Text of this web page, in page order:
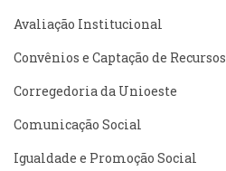
Avaliação Institucional
Convênios e Captação de Recursos
Corregedoria da Unioeste
Comunicação Social
Igualdade e Promoção Social